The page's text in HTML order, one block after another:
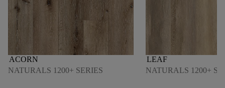
ACORN
NATURALS 1200+ SERIES
LEAF
NATURALS 1200+